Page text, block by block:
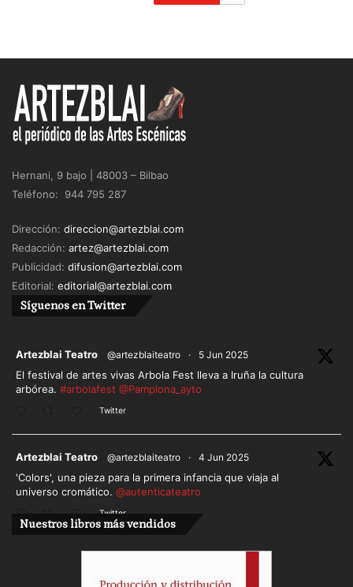
Hernani, 9 bajo | 48003 – Bilbao
Teléfono: 944 795 287
Dirección: direccion@artezblai.com
Redacción: artez@artezblai.com
Publicidad: difusion@artezblai.com
Editorial: editorial@artezblai.com
Síguenos en Twitter
Artezblai Teatro @artezblaiteatro · 5 Jun 2025
El festival de artes vivas Arbola Fest lleva a Iruña la cultura
arbórea. #arbolafest @Pamplona_ayto
Twitter
Artezblai Teatro @artezblaiteatro · 4 Jun 2025
'Colors', una pieza para la primera infancia que viaja al
universo cromático. @autenticateatro
Twitter
Cargar más
Nuestros libros más vendidos